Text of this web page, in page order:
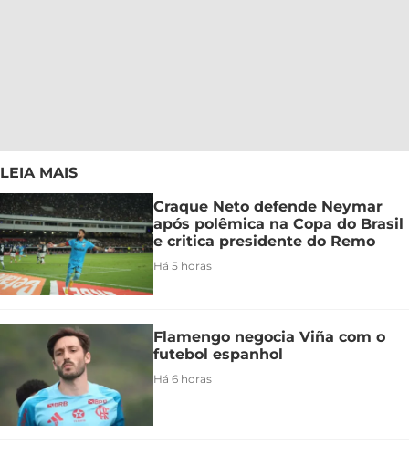
LEIA MAIS
Craque Neto defende Neymar
após polêmica na Copa do Brasil
e critica presidente do Remo
Há 5 horas
Flamengo negocia Viña com o
futebol espanhol
Há 6 horas